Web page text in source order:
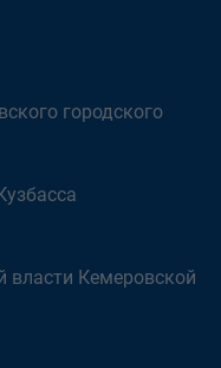
городского
власти Кемеровской